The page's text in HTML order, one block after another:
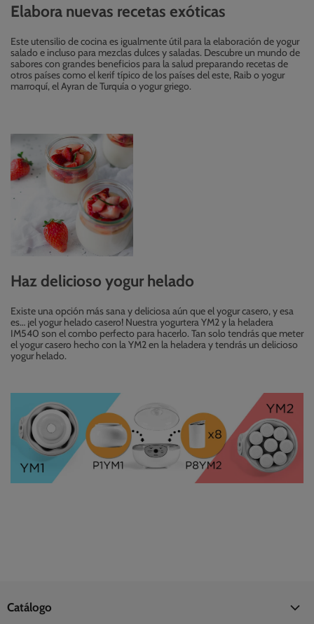
Elabora nuevas recetas exóticas
Este utensilio de cocina es igualmente útil para la elaboración de yogur
salado e incluso para mezclas dulces y saladas. Descubre un mundo de
sabores con grandes beneficios para la salud preparando recetas de
otros países como el kerif típico de los países del este, Raib o yogur
marroquí, el Ayran de Turquía o yogur griego.
Haz delicioso yogur helado
Existe una opción más sana y deliciosa aún que el yogur casero, y esa
es… ¡el yogur helado casero! Nuestra yogurtera YM2 y la heladera
IM540 son el combo perfecto para hacerlo. Tan solo tendrás que meter
el yogur casero hecho con la YM2 en la heladera y tendrás un delicioso
yogur helado.
Catálogo